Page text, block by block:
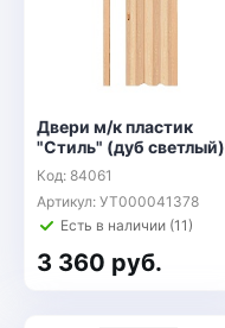
Двери м/к пластик
"Стиль" (дуб светлый)
Код: 84061
Артикул: УТ000041378
Есть в наличии (11)
3 360 руб.